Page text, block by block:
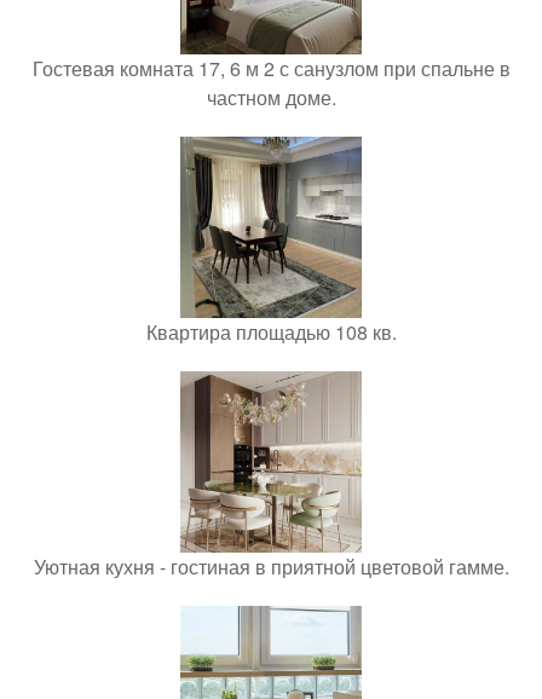
Гостевая комната 17, 6 м 2 с санузлом при спальне в
частном доме.
Квартира площадью 108 кв.
Уютная кухня - гостиная в приятной цветовой гамме.